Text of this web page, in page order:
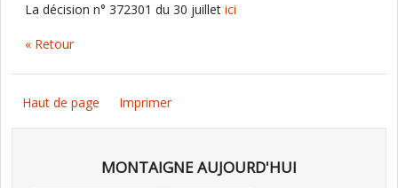
La décision n° 372301 du 30 juillet ici
« Retour
Haut de page Imprimer
MONTAIGNE AUJOURD'HUI